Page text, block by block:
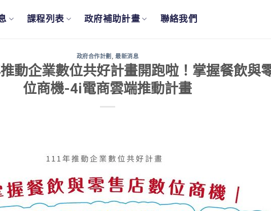
課程列表 政府補助計畫 聯絡我們
政府合作計劃 ,最新消息
動企業數位共好計畫開跑啦！掌握餐飲與
位商機-4i電商雲端推動計畫